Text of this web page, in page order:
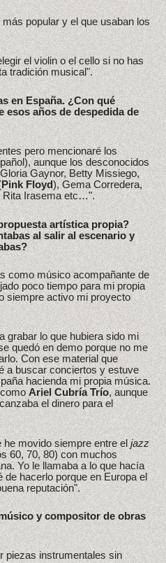
popular y el que usaban los
el violin o el cello si no has
tradición musical".
en España. ¿Con qué
esos años de despedida de
pero mencionaré los
aunque los desconocidos
Gaynor, Betty Missiego,
Pink Floyd), Gema Corredera,
Rita Irasema etc…".
artística propia?
al salir al escenario y
como músico acompañante de
poco tiempo para mi propia
siempre activo mi proyecto
grabar lo que hubiera sido mi
quedó en demo porque no me
Con ese material que
a buscar conciertos y estuve
hacienda mi propia música.
Ariel Cubría Trío, aunque
el dinero para el
he movido siempre entre eljazz
60, 70, 80) con muchos
Yo le llamaba a lo que hacía
hacerlo porque en Europa el
reputación".
y compositor de obras
piezas instrumentales sin